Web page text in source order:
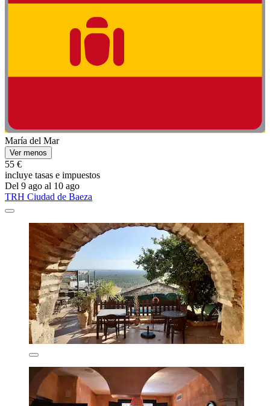
María del Mar
Ver menos
55 €
incluye tasas e impuestos
Del 9 ago al 10 ago
TRH Ciudad de Baeza